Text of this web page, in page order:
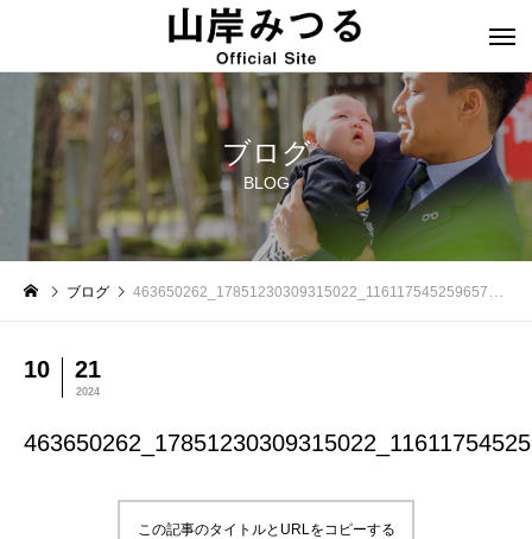
ブログ
BLOG
ブログ 463650262_17851230309315022_116117545259657935_n
10 21
2024
この記事のタイトルとURLをコピーする